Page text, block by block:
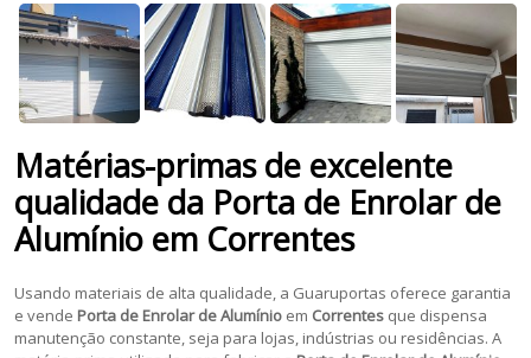
Matérias-primas de excelente
qualidade da Porta de Enrolar de
Alumínio em Correntes
Usando materiais de alta qualidade, a Guaruportas oferece garantia
e vende Porta de Enrolar de Alumínio em Correntes que dispensa
manutenção constante, seja para lojas, indústrias ou residências. A